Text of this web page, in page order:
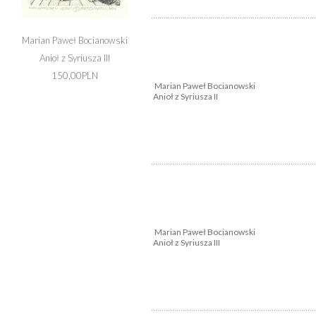
Marian Paweł Bocianowski
Anioł z Syriusza III
150,00PLN
Marian Paweł Bocianowski
Anioł z Syriusza II
Marian Paweł Bocianowski
Anioł z Syriusza III